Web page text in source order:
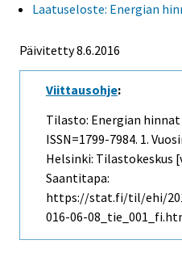
Laatuseloste: Energian
Päivitetty 8.6.2016
Viittausohje:
Tilasto: Energian
ISSN=1799-7984. 1.
Helsinki: Tilastokeskus
Saantitapa:
https://stat.fi/til/ehi/
016-06-